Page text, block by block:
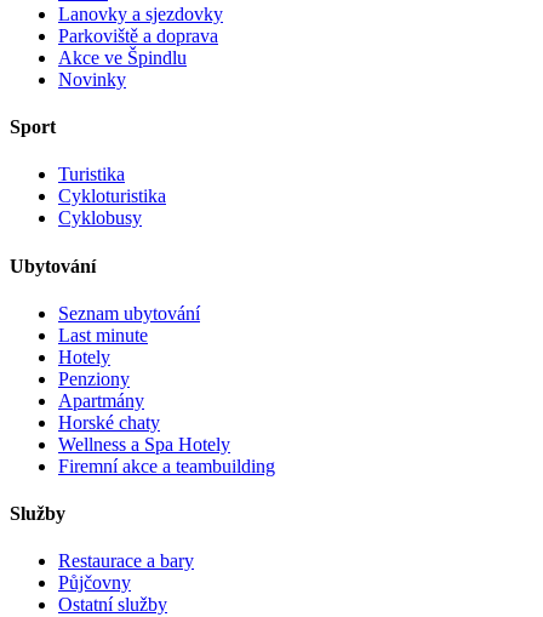
Lanovky a sjezdovky
Parkoviště a doprava
Akce ve Špindlu
Novinky
Sport
Turistika
Cykloturistika
Cyklobusy
Ubytování
Seznam ubytování
Last minute
Hotely
Penziony
Apartmány
Horské chaty
Wellness a Spa Hotely
Firemní akce a teambuilding
Služby
Restaurace a bary
Půjčovny
Ostatní služby